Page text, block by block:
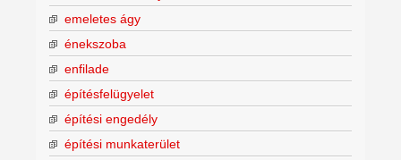
emeletes ágy
énekszoba
enfilade
építésfelügyelet
építési engedély
építési munkaterület